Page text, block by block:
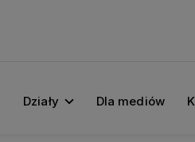
Działy Dla mediów